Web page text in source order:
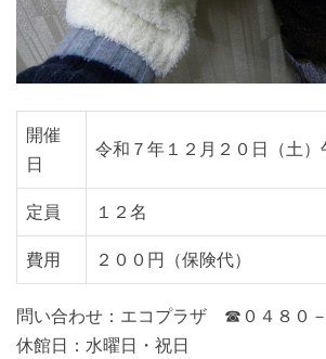
開催
日
令和７年１２月２０日（土
定員
１２名
費用
２００円（保険代）
問い合わせ：エコプラザ ☎０４８０
休館日：水曜日・祝日